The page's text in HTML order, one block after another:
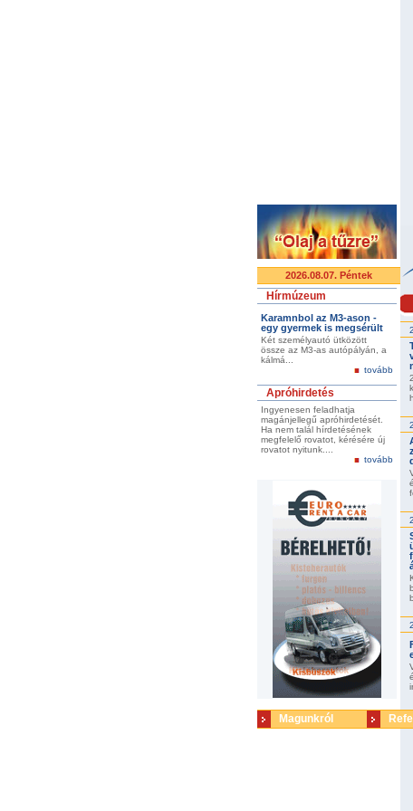
2026.08.07. Péntek
Hírmúzeum
Karamnbol az M3-ason -
egy gyermek is megsérült
Két személyautó ütközött
össze az M3-as autópályán, a
kálmá...
tovább
Apróhirdetés
Ingyenesen feladhatja
magánjellegű apróhirdetését.
Ha nem talál hírdetésének
megfelelő rovatot, kérésére új
rovatot nyitunk....
tovább
Magunkról